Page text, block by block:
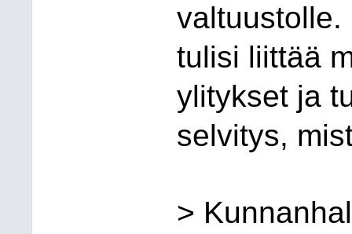
valtuustolle.
tulisi liittää
ylitykset ja
selvitys,
>